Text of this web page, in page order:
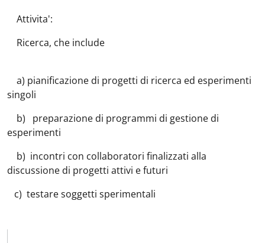
Attivita':
Ricerca, che include
a) pianificazione di progetti di ricerca ed esperimenti
singoli
b) preparazione di programmi di gestione di
esperimenti
b) incontri con collaboratori finalizzati alla
discussione di progetti attivi e futuri
c) testare soggetti sperimentali